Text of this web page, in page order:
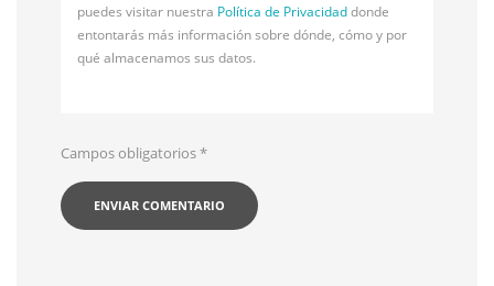
puedes visitar nuestra Política de Privacidaddonde
entontarás más información sobre dónde, cómo y por
qué almacenamos sus datos.
Campos obligatorios*